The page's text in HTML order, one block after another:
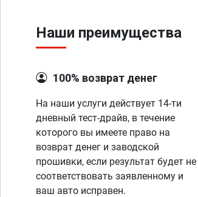
Наши преимущества
100% возврат денег
На наши услуги действует 14-ти
дневный тест-драйв, в течение
которого вы имеете право на
возврат денег и заводской
прошивки, если результат будет не
соответствовать заявленному и
ваш авто исправен.